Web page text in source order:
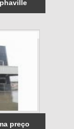
preço